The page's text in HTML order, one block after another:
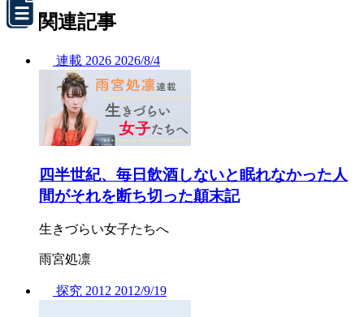
関連記事
連載 2026 2026/8/4
四半世紀、毎日飲酒しないと眠れなかった人
間がそれを断ち切った顛末記
生きづらい女子たちへ
雨宮処凛
探究 2012 2012/9/19